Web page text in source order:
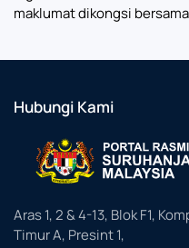
maklumat dikongsi
Hubungi Kami
Aras 1, 2 & 4-13, Blok F1,
Timur A, Presint 1,